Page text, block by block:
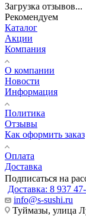
Загрузка отзывов...
Рекомендуем
Каталог
Акции
Компания
О компании
Новости
Информация
Политика
Отзывы
Как оформить заказ
Оплата
Доставка
Подписаться на
Доставка: 8 937
info@s-sushi.ru
Туймазы, улица